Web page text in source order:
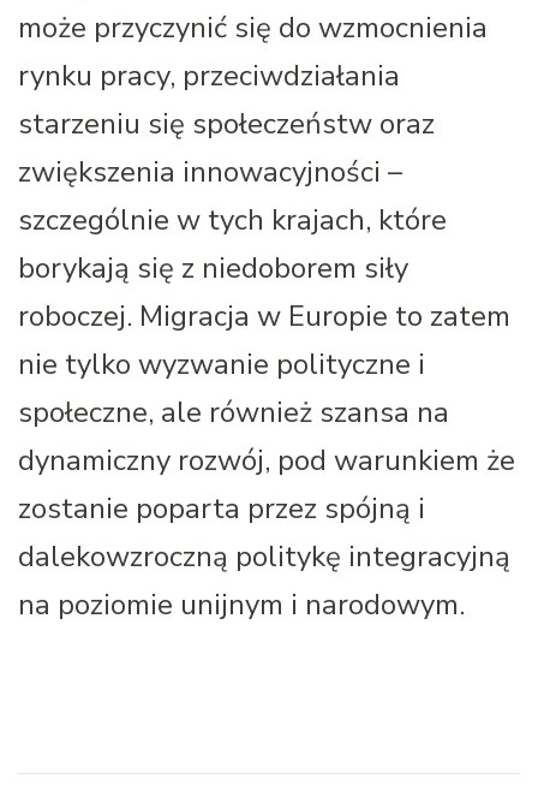
może przyczynić się do wzmocnienia
rynku pracy, przeciwdziałania
starzeniu się społeczeństw oraz
zwiększenia innowacyjności –
szczególnie w tych krajach, które
borykają się z niedoborem siły
roboczej. Migracja w Europie to zatem
nie tylko wyzwanie polityczne i
społeczne, ale również szansa na
dynamiczny rozwój, pod warunkiem że
zostanie poparta przez spójną i
dalekowzroczną politykę integracyjną
na poziomie unijnym i narodowym.